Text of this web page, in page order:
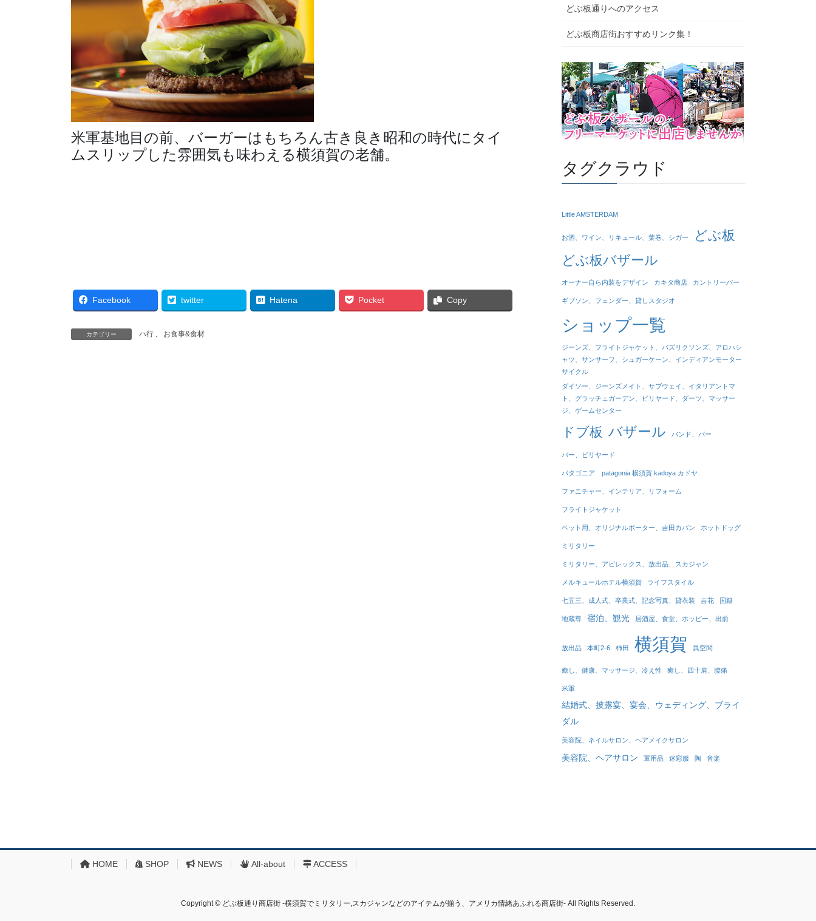
米軍基地目の前、バーガーはもちろん古き良き昭和の時代にタイ
ムスリップした雰囲気も味わえる横須賀の老舗。
Facebook twitter Hatena Pocket Copy
カテゴリー ハ行 、 お食事&食材
どぶ板通りへのアクセス
どぶ板商店街おすすめリンク集！
タグクラウド
Little AMSTERDAM
お酒、ワイン、リキュール、葉巻、シガー
どぶ板
どぶ板バザール
オーナー自ら内装をデザイン カキタ商店 カントリーバー
ギブソン、フェンダー、貸しスタジオ
ショップ一覧
ジーンズ、フライトジャケット、パズリクソンズ、アロハシ
ャツ、サンサーフ、シュガーケーン、インディアンモーター
サイクル
ダイソー、ジーンズメイト、サブウェイ、イタリアントマ
ト、グラッチェガーデン、ビリヤード、ダーツ、マッサー
ジ、ゲームセンター
ドブ板 バザール バンド、バー
バー、ビリヤード
パタゴニア patagonia 横須賀 kadoya カドヤ
ファニチャー、インテリア、リフォーム
フライトジャケット
ペット用、オリジナルポーター、吉田カバン ホットドッグ
ミリタリー
ミリタリー、アビレックス、放出品、スカジャン
メルキュールホテル横須賀 ライフスタイル
七五三、成人式、卒業式、記念写真、貸衣装 吉花 国籍
地蔵尊 宿泊、観光 居酒屋、食堂、ホッピー、出前
放出品 本町2-6 柿田 横須賀 異空間
癒し、健康、マッサージ、冷え性 癒し、四十肩、腰痛
米軍
結婚式、披露宴、宴会、ウェディング、ブライ
ダル
美容院、ネイルサロン、ヘアメイクサロン
美容院、ヘアサロン 軍用品 迷彩服 陶 音楽
HOME SHOP NEWS All-about ACCESS
Copyright © どぶ板通り商店街 ‐横須賀でミリタリー,スカジャンなどのアイテムが揃う、アメリカ情緒あふれる商店街‐ All Rights Reserved.